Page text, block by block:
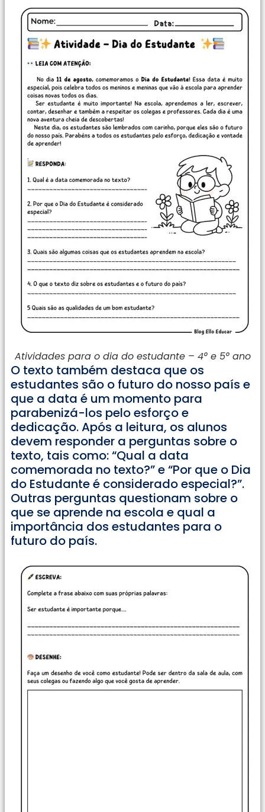
Atividades para o dia do estudante – 4° e 5° ano
O texto também destaca que os
estudantes são o futuro do nosso país e
que a data é um momento para
parabenizá-los pelo esforço e
dedicação. Após a leitura, os alunos
devem responder a perguntas sobre o
texto, tais como: “Qual a data
comemorada no texto?” e “Por que o Dia
do Estudante é considerado especial?”.
Outras perguntas questionam sobre o
que se aprende na escola e qual a
importância dos estudantes para o
futuro do país.